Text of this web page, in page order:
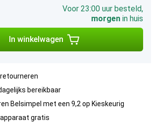
Voor 23:00 uur besteld,
morgen in huis
In winkelwagen
bereikbaar
Belsimpel met een 9,2 op Kieskeurig
gratis